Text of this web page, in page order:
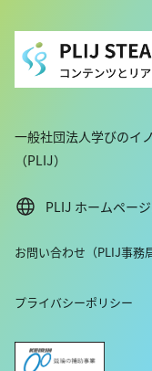
イベント後半では、
た質問を行い、世界
者が担う社会への責
ました。
・時間割：00:37 藤
05:34 対談
・講師名、講師所属
Honorary Chairman,
※所属・役職は登壇
・シリーズ名：2022
一般社団法人学びのイ
（PLIJ）
PLIJ ホームペー
お問い合わせ（PLIJ事務
プライバシーポリシー